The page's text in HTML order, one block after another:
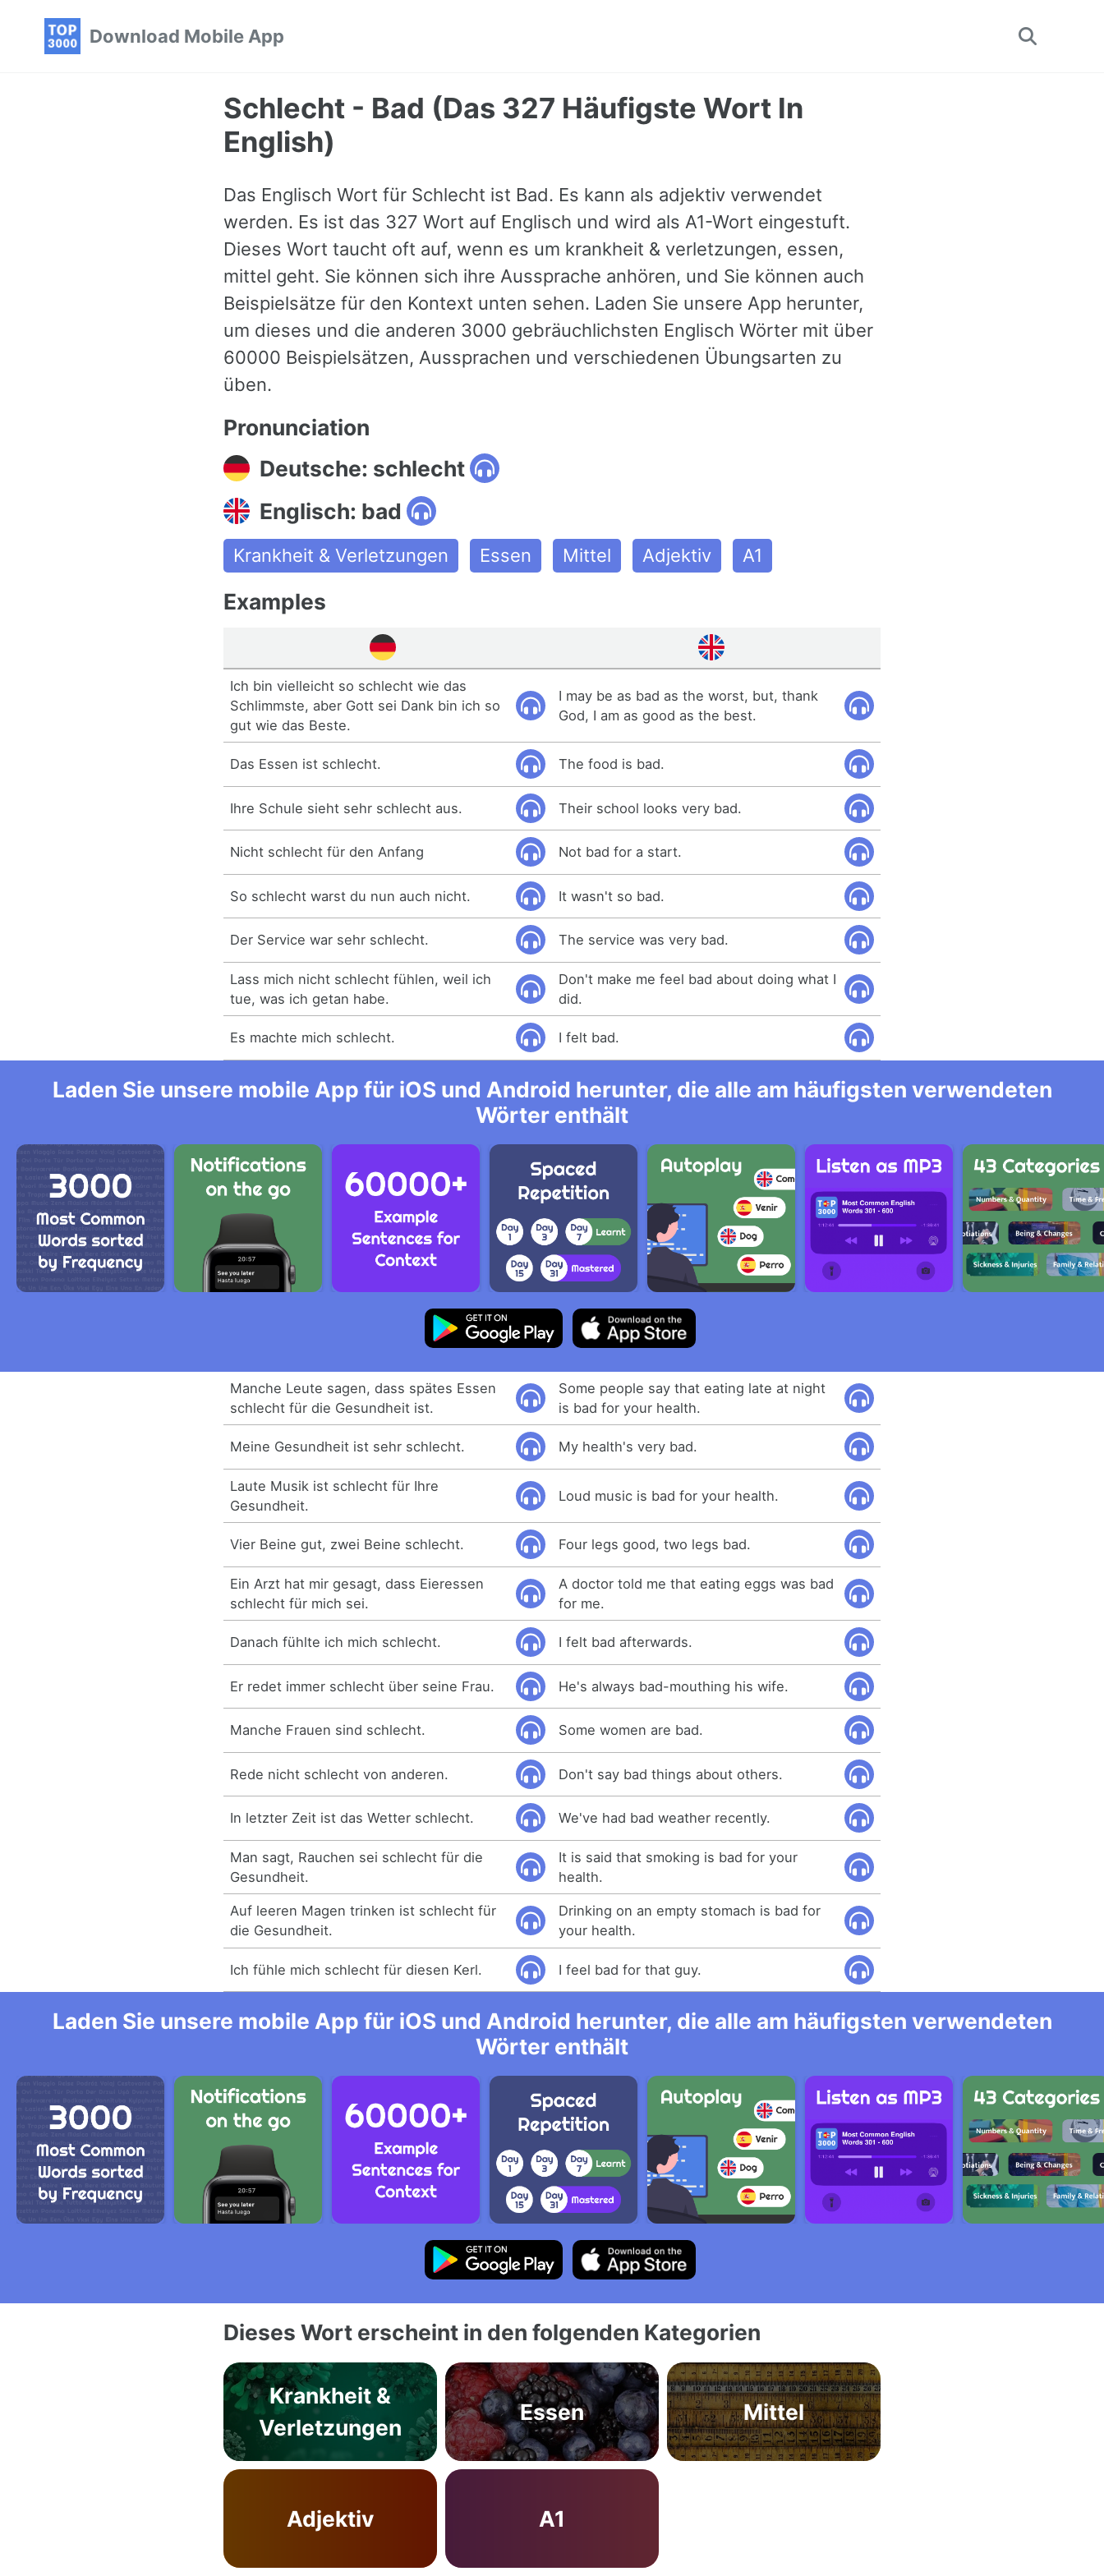
Download Mobile App
Toggle
Schlecht - Bad (Das 327 Häufigste Wort In
English)
Das Englisch Wort für Schlecht ist Bad. Es kann als adjektiv verwendet
werden. Es ist das 327 Wort auf Englisch und wird als A1-Wort eingestuft.
Dieses Wort taucht oft auf, wenn es um krankheit & verletzungen, essen,
mittel geht. Sie können sich ihre Aussprache anhören, und Sie können auch
Beispielsätze für den Kontext unten sehen. Laden Sie unsere App herunter,
um dieses und die anderen 3000 gebräuchlichsten Englisch Wörter mit über
60000 Beispielsätzen, Aussprachen und verschiedenen Übungsarten zu
üben.
Pronunciation
Deutsche: schlecht
Englisch: bad
Krankheit & Verletzungen Essen Mittel Adjektiv A1
Examples
Ich bin vielleicht so schlecht wie das
Schlimmste, aber Gott sei Dank bin ich so
gut wie das Beste.
I may be as bad as the worst, but, thank
God, I am as good as the best.
Das Essen ist schlecht. The food is bad.
Ihre Schule sieht sehr schlecht aus. Their school looks very bad.
Nicht schlecht für den Anfang Not bad for a start.
So schlecht warst du nun auch nicht. It wasn't so bad.
Der Service war sehr schlecht. The service was very bad.
Lass mich nicht schlecht fühlen, weil ich
tue, was ich getan habe.
Don't make me feel bad about doing what I
did.
Es machte mich schlecht. I felt bad.
Laden Sie unsere mobile App für iOS und Android herunter, die alle am häufigsten verwendeten
Wörter enthält
Manche Leute sagen, dass spätes Essen
schlecht für die Gesundheit ist.
Some people say that eating late at night
is bad for your health.
Meine Gesundheit ist sehr schlecht. My health's very bad.
Laute Musik ist schlecht für Ihre
Gesundheit.
Loud music is bad for your health.
Vier Beine gut, zwei Beine schlecht. Four legs good, two legs bad.
Ein Arzt hat mir gesagt, dass Eieressen
schlecht für mich sei.
A doctor told me that eating eggs was bad
for me.
Danach fühlte ich mich schlecht. I felt bad afterwards.
Er redet immer schlecht über seine Frau. He's always bad-mouthing his wife.
Manche Frauen sind schlecht. Some women are bad.
Rede nicht schlecht von anderen. Don't say bad things about others.
In letzter Zeit ist das Wetter schlecht. We've had bad weather recently.
Man sagt, Rauchen sei schlecht für die
Gesundheit.
It is said that smoking is bad for your
health.
Auf leeren Magen trinken ist schlecht für
die Gesundheit.
Drinking on an empty stomach is bad for
your health.
Ich fühle mich schlecht für diesen Kerl. I feel bad for that guy.
Laden Sie unsere mobile App für iOS und Android herunter, die alle am häufigsten verwendeten
Wörter enthält
Dieses Wort erscheint in den folgenden Kategorien
Krankheit &
Verletzungen
Essen Mittel
Adjektiv A1